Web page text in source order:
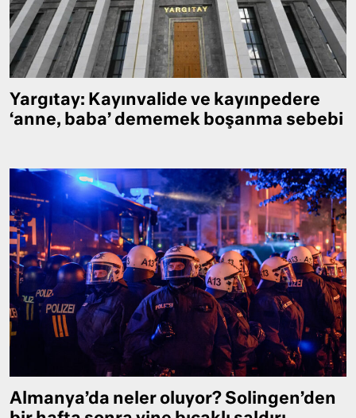
Yargıtay: Kayınvalide ve kayınpedere
‘anne, baba’ dememek boşanma sebebi
Almanya’da neler oluyor? Solingen’den